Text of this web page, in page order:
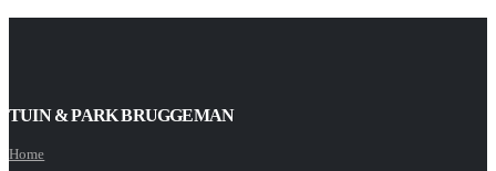
TUIN & PARK BRUGGEMAN
Home